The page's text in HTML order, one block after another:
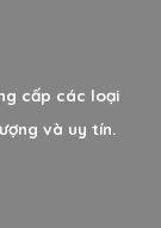
cấp các loại
và uy tín.